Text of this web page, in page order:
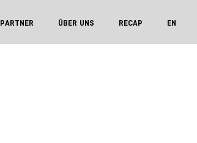
PARTNER ÜBER UNS RECAP EN